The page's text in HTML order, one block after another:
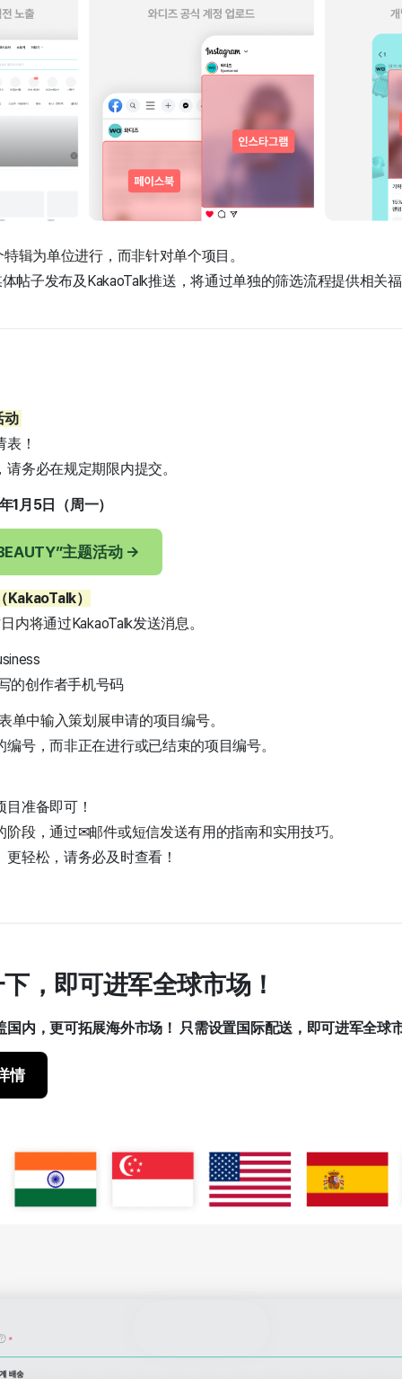
辑为单位进行，而非针对单个项目。
帖子发布及KakaoTalk推送，将通过单独的筛选流程提供相关
动
！
务必在规定期限内提交。
1月5日（周一）
主题活动 →
）
内将通过KakaoTalk发送消息。
的创作者手机号码
单中输入策划展申请的项目编号。
号，而非正在进行或已结束的项目编号。
准备即可！
段，通过✉邮件或短信发送有用的指南和实用技巧。
轻松，请务必及时查看！
，即可进军全球市场！
内，更可拓展海外市场！ 只需设置国际配送，即可进军全球
情